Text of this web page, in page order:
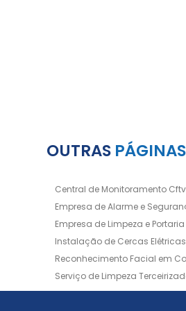
OUTRAS PÁGINAS
Central de Monitoramento Cftv
Empresa de Alarme e
Empresa de Limpeza e Portaria
Instalação de Cercas
Reconhecimento Facial em
Serviço de Limpeza
Zeladoria de Condomínios